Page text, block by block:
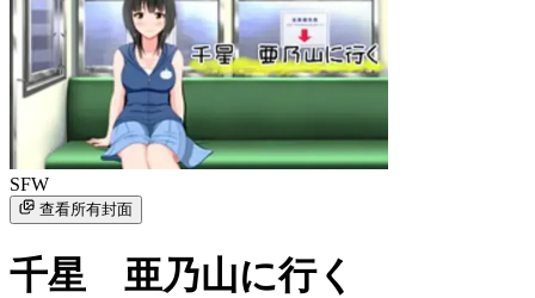
SFW
查看所有封面
千星 亜乃山に行く